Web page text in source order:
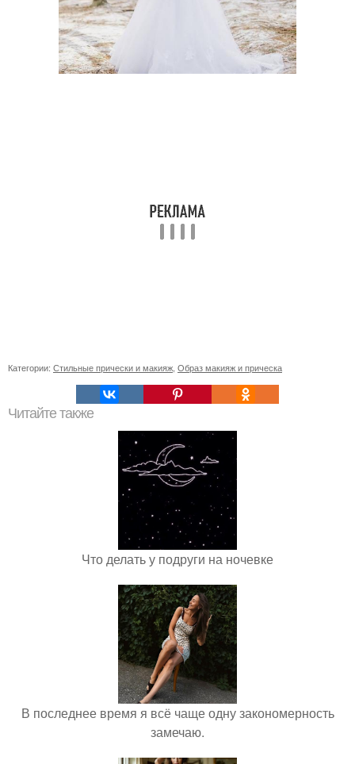
Категории: Стильные прически и макияж Образ макияж и прическа
Читайте также
Что делать у подруги на ночевке
В последнее время я всё чаще одну закономерность
замечаю.